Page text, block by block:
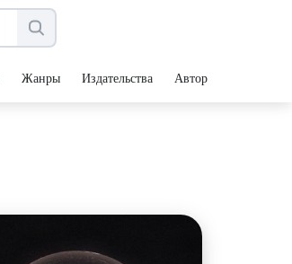
Жанры Издательства Авторы